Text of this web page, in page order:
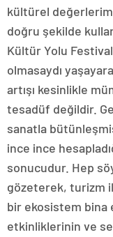
kültürel
doğru şekilde
Kültür Yolu
olmasaydı
artışı kesinlikle
tesadüf değildir.
sanatla
ince ince
sonucudur. Hep
gözeterek, turizm
bir ekosistem bina
etkinliklerinin ve